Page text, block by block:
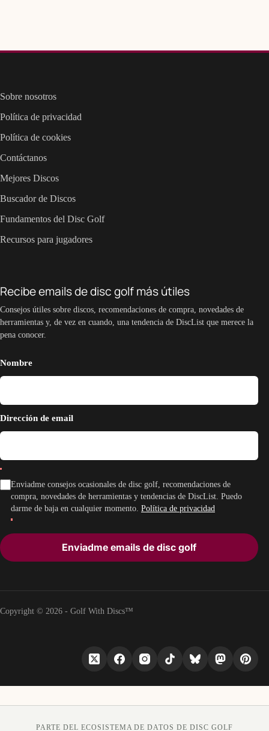
Sobre nosotros
Política de privacidad
Política de cookies
Contáctanos
Mejores Discos
Buscador de Discos
Fundamentos del Disc Golf
Recursos para jugadores
Recibe emails de disc golf más útiles
Consejos útiles sobre discos, recomendaciones de compra, novedades de
herramientas y, de vez en cuando, una tendencia de DiscList que merece la
pena conocer.
Nombre
Dirección de email
Enviadme consejos ocasionales de disc golf, recomendaciones de
compra, novedades de herramientas y tendencias de DiscList. Puedo
darme de baja en cualquier momento. Política de privacidad
Enviadme emails de disc golf
Copyright © 2026 - Golf With Discs™
PARTE DEL ECOSISTEMA DE DATOS DE DISC GOLF